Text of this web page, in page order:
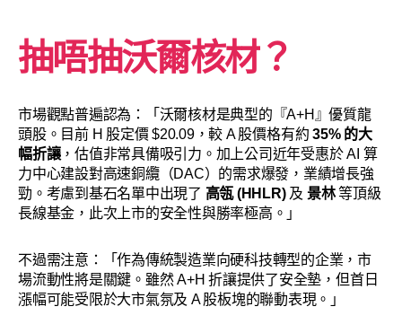
抽唔抽沃爾核材？
市場觀點普遍認為：「沃爾核材是典型的『A+H』優質龍
頭股。目前 H 股定價 $20.09，較 A 股價格有約35% 的大
幅折讓，估值非常具備吸引力。加上公司近年受惠於 AI 算
力中心建設對高速銅纜（DAC）的需求爆發，業績增長強
勁。考慮到基石名單中出現了 高瓴 (HHLR)及 景林等頂級
長線基金，此次上市的安全性與勝率極高。」
不過需注意：「作為傳統製造業向硬科技轉型的企業，市
場流動性將是關鍵。雖然 A+H 折讓提供了安全墊，但首日
漲幅可能受限於大市氣氛及 A 股板塊的聯動表現。」